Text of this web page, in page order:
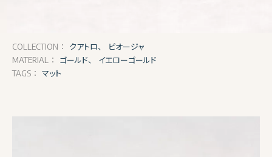
COLLECTION： クアトロ、 ピオージャ
MATERIAL： ゴールド、 イエローゴールド
TAGS： マット